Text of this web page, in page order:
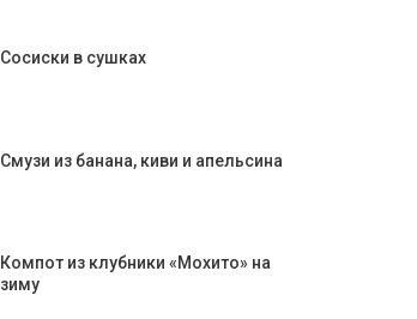
Сосиски в сушках
Смузи из банана, киви и апельсина
Компот из клубники «Мохито» на
зиму